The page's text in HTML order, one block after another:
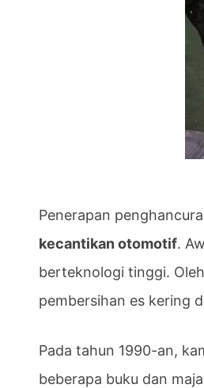
Penerapan
kecantikan otomotif.
berteknologi tinggi.
pembersihan es kering
Pada tahun 1990-an,
beberapa buku dan